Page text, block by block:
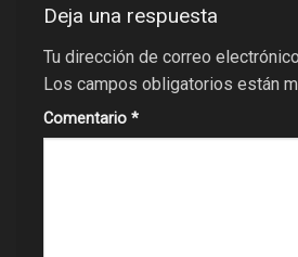
Deja una respuesta
Tu dirección de correo
Los campos obligatorios están
Comentario *